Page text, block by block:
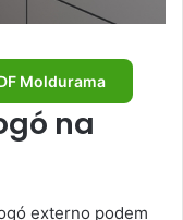
Moldurama
na
externo podem